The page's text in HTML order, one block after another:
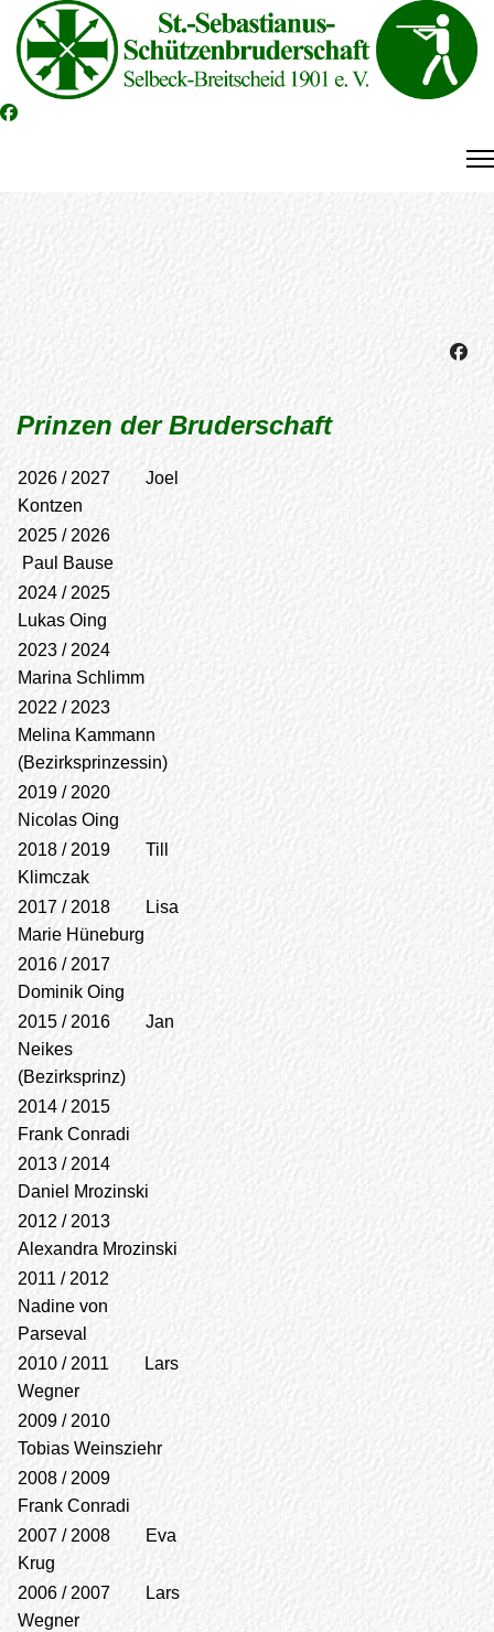
Prinzen der Bruderschaft
2026 / 2027 Joel
Kontzen
2025 / 2026
Paul Bause
2024 / 2025
Lukas Oing
2023 / 2024
Marina Schlimm
2022 / 2023
Melina Kammann
(Bezirksprinzessin)
2019 / 2020
Nicolas Oing
2018 / 2019 Till
Klimczak
2017 / 2018 Lisa
Marie Hüneburg
2016 / 2017
Dominik Oing
2015 / 2016 Jan
Neikes
(Bezirksprinz)
2014 / 2015
Frank Conradi
2013 / 2014
Daniel Mrozinski
2012 / 2013
Alexandra Mrozinski
2011 / 2012
Nadine von
Parseval
2010 / 2011 Lars
Wegner
2009 / 2010
Tobias Weinsziehr
2008 / 2009
Frank Conradi
2007 / 2008 Eva
Krug
2006 / 2007 Lars
Wegner